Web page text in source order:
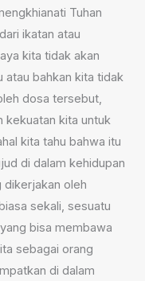
Tuhan
ikatan atau
kita tidak akan
atau bahkan kita tidak
dosa tersebut,
kekuatan kita untuk
kita tahu bahwa itu
di dalam kehidupan
dikerjakan oleh
sekali, sesuatu
bisa membawa
sebagai orang
di dalam